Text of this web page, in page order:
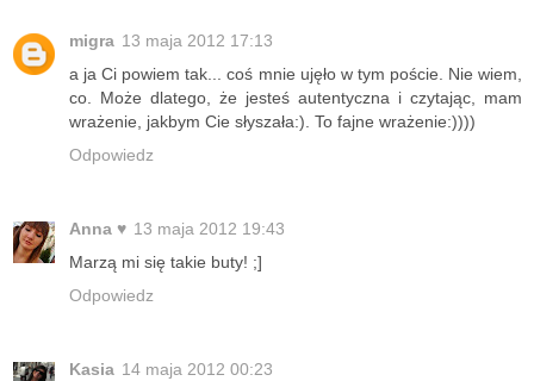
migra 13 maja 2012 17:13
a ja Ci powiem tak... coś mnie ujęło w tym poście. Nie wiem,
co. Może dlatego, że jesteś autentyczna i czytając, mam
wrażenie, jakbym Cie słyszała:). To fajne wrażenie:))))
Odpowiedz
Anna ♥ 13 maja 2012 19:43
Marzą mi się takie buty! ;]
Odpowiedz
Kasia 14 maja 2012 00:23